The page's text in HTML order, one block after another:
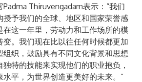
Thiruvengadam表示：“我们
授予我们的全球、地区和国家荣誉感
在这一年里，劳动力和工作场所的模
变。我们现在比以往任何时候都更加
组织，鼓励具有不同文化背景和思想
特的技能来实现他们的职业抱负，
平，为世界创造更美好的未来。”